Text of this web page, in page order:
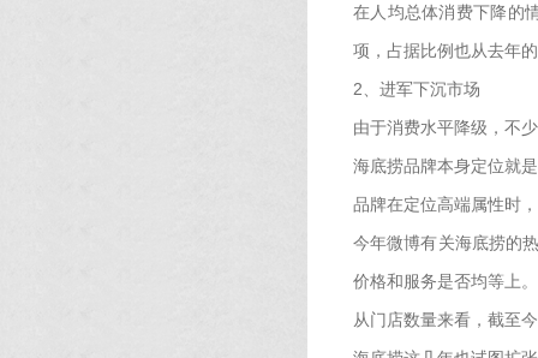
在人均总体消费下降的
项，占据比例也从去年
2、进军下沉市场
由于消费水平降级，不
海底捞品牌本身定位就
品牌在定位高端属性时
今年微博有关海底捞的
价格和服务是否均等上。
从门店数量来看，截至